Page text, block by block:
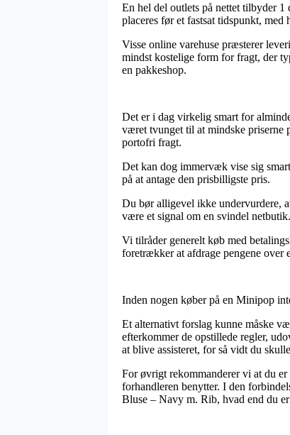
En hel del outlets på nettet tilbyder
placeres før et fastsat tidspunkt,
Visse online varehuse præsterer
mindst kostelige form for fragt, der
en pakkeshop.
Det er i dag virkelig smart for
været tvunget til at mindske priserne
portofri fragt.
Det kan dog immervæk vise sig
på at antage den prisbilligste pris.
Du bør alligevel ikke undervurdere,
være et signal om en svindel
Vi tilråder generelt køb med
foretrækker at afdrage pengene over
Inden nogen køber på en Minipop
Et alternativt forslag kunne måske
efterkommer de opstillede regler,
at blive assisteret, for så vidt du
For øvrigt rekommanderer vi at du
forhandleren benytter. I den
Bluse – Navy m. Rib, hvad end du